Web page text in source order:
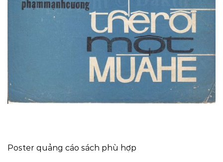
Poster quảng cáo sách phù hợp